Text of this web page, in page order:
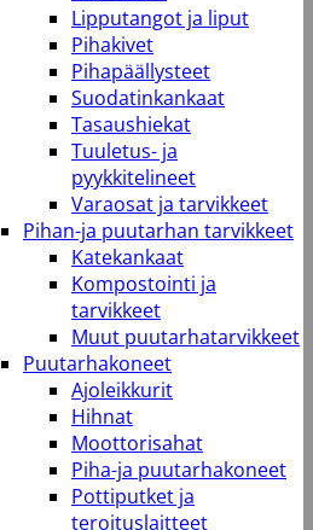
Lipputangot ja liput
Pihakivet
Pihapäällysteet
Suodatinkankaat
Tasaushiekat
Tuuletus- ja
pyykkitelineet
Varaosat ja tarvikkeet
Pihan-ja puutarhan tarvikkeet
Katekankaat
Kompostointi ja
tarvikkeet
Muut puutarhatarvikkeet
Puutarhakoneet
Ajoleikkurit
Hihnat
Moottorisahat
Piha-ja puutarhakoneet
Pottiputket ja
teroituslaitteet